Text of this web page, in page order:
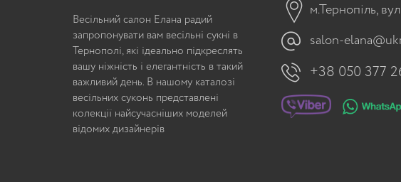
Весільний салон Елана радий
запропонувати вам весільні сукні в
Тернополі, які ідеально підкреслять
вашу ніжність і елегантність в такий
важливий день. В нашому каталозі
весільних суконь представлені
колекції найсучасніших моделей
відомих дизайнерів
м.Тернопіль,
salon-
+38 050 377